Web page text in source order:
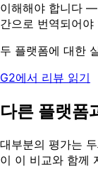
이해해야 합니다
간으로 번역되어야
두 플랫폼에 대한
G2에서 리뷰 읽기
다른 플랫폼
대부분의 평가는
이 이 비교와 함께